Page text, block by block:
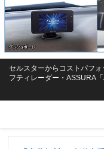
セルスターからコストパフ
フティレーダー・ASSURA